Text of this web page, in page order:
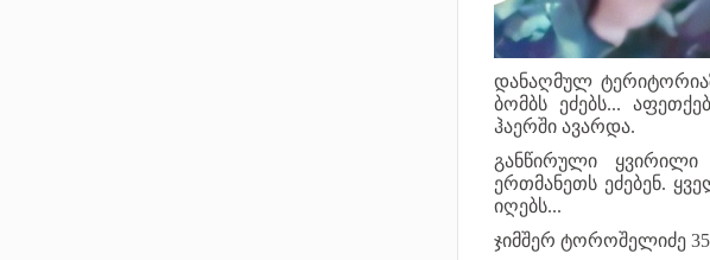
დანაღმულ
ბომბს ეძებს...
ჰაერში ავარდა.
განწირული
ერთმანეთს ეძებენ.
იღებს...
ჯიმშერ ტოროშელიძე